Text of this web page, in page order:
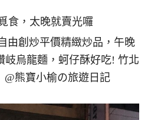
食，太晚就賣光囉